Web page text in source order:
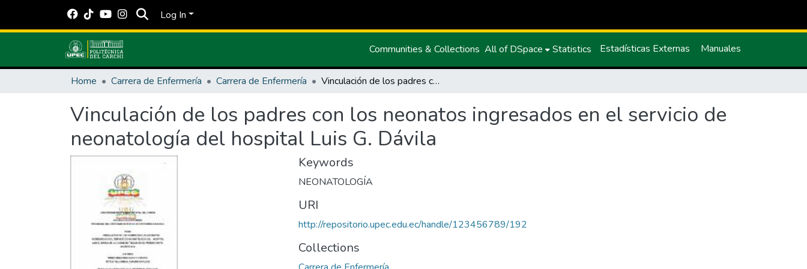
Log In
Communities & Collections All of DSpace Statistics Estadísticas Externas Manuales
Home Carrera de Enfermería Carrera de Enfermería Vinculación de los padres con los neonatos ingresados en el servicio de neonatología del hospital Luis G. Dávila
Vinculación de los padres con los neonatos ingresados en el servicio de
neonatología del hospital Luis G. Dávila
Keywords
NEONATOLOGÍA
URI
http://repositorio.upec.edu.ec/handle/123456789/192
Collections